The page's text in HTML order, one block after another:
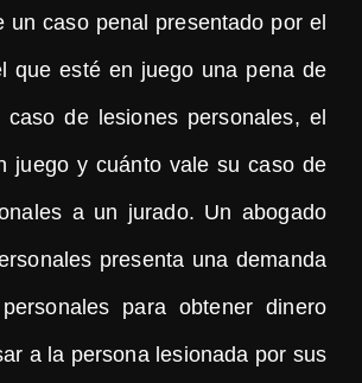
un caso penal presentado por el
que esté en juego una pena de
de lesiones personales, el
juego y cuánto vale su caso de
a un jurado. Un abogado
presenta una demanda
para obtener dinero
a la persona lesionada por sus